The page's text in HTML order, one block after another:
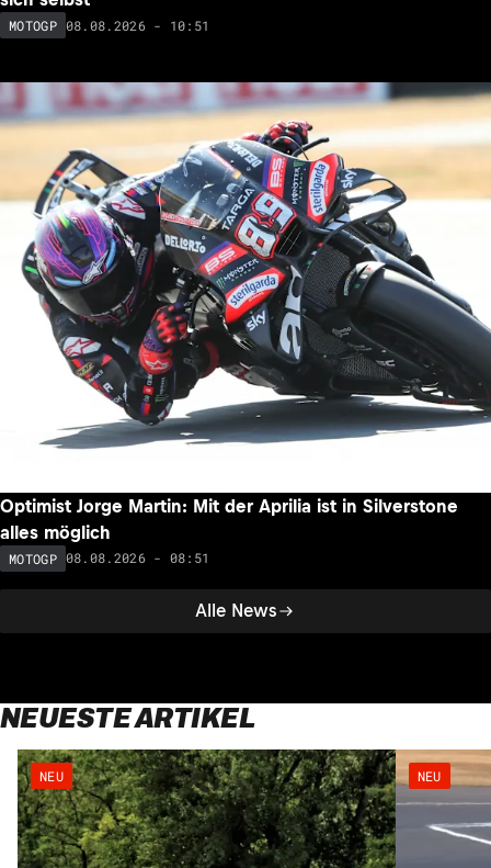
Alle News
MOTOGP 08.08.2026 - 10:51
Optimist Jorge Martin: Mit der Aprilia ist in Silverstone
alles möglich
MOTOGP 08.08.2026 - 08:51
NEUESTE ARTIKEL
NEU NEU